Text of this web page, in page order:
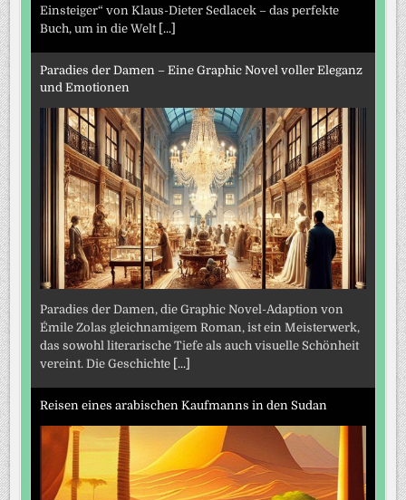
Einsteiger“ von Klaus-Dieter Sedlacek – das perfekte
Buch, um in die Welt [...]
Paradies der Damen – Eine Graphic Novel voller Eleganz
und Emotionen
Paradies der Damen, die Graphic Novel-Adaption von
Émile Zolas gleichnamigem Roman, ist ein Meisterwerk,
das sowohl literarische Tiefe als auch visuelle Schönheit
vereint. Die Geschichte [...]
Reisen eines arabischen Kaufmanns in den Sudan